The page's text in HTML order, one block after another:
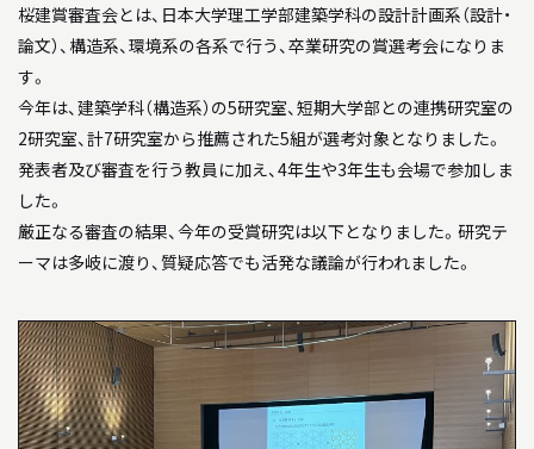
02カリキュラムについて
03授業や取り組み
04教員について
05研究室について
インフォメーション
就職や進学について
入試情報
桜建賞審査会とは、日本大学理工学部建築学科の設計計画系（設計・
論文）、構造系、環境系の各系で行う、卒業研究の賞選考会になりま
す。
今年は、建築学科（構造系）の5研究室、短期大学部との連携研究室の
2研究室、計7研究室から推薦された5組が選考対象となりました。
発表者及び審査を行う教員に加え、4年生や3年生も会場で参加しま
した。
厳正なる審査の結果、今年の受賞研究は以下となりました。研究テ
ーマは多岐に渡り、質疑応答でも活発な議論が行われました。